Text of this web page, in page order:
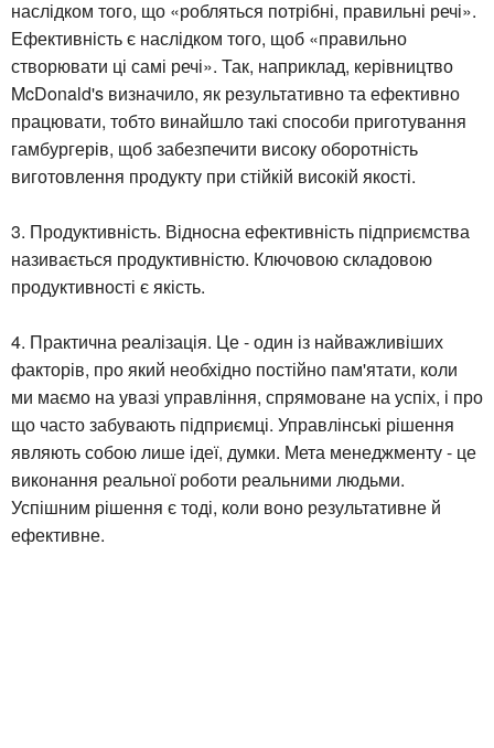
наслідком того, що «робляться потрібні, правильні речі».
Ефективність є наслідком того, щоб «правильно
створювати ці самі речі». Так, наприклад, керівництво
McDonald's визначило, як результативно та ефективно
працювати, тобто винайшло такі способи приготування
гамбургерів, щоб забезпечити високу оборотність
виготовлення продукту при стійкій високій якості.
3. Продуктивність. Відносна ефективність підприємства
називається продуктивністю. Ключовою складовою
продуктивності є якість.
4. Практична реалізація. Це - один із найважливіших
факторів, про який необхідно постійно пам'ятати, коли
ми маємо на увазі управління, спрямоване на успіх, і про
що часто забувають підприємці. Управлінські рішення
являють собою лише ідеї, думки. Мета менеджменту - це
виконання реальної роботи реальними людьми.
Успішним рішення є тоді, коли воно результативне й
ефективне.